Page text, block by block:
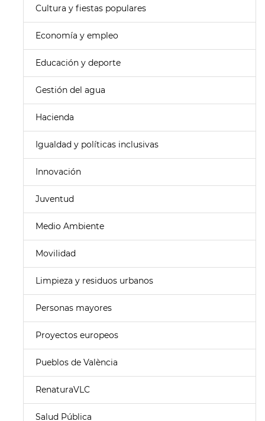
Cultura y fiestas populares
Economía y empleo
Educación y deporte
Gestión del agua
Hacienda
Igualdad y políticas inclusivas
Innovación
Juventud
Medio Ambiente
Movilidad
Limpieza y residuos urbanos
Personas mayores
Proyectos europeos
Pueblos de València
RenaturaVLC
Salud Pública